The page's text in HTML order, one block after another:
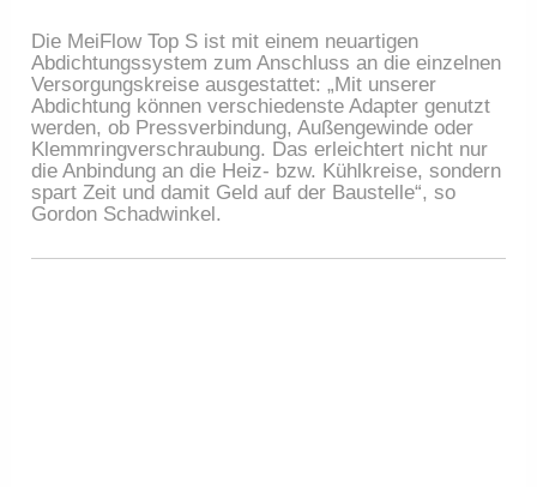
Die MeiFlow Top S ist mit einem neuartigen
Abdichtungssystem zum Anschluss an die einzelnen
Versorgungskreise ausgestattet: „Mit unserer
Abdichtung können verschiedenste Adapter genutzt
werden, ob Pressverbindung, Außengewinde oder
Klemmringverschraubung. Das erleichtert nicht nur
die Anbindung an die Heiz- bzw. Kühlkreise, sondern
spart Zeit und damit Geld auf der Baustelle“, so
Gordon Schadwinkel.